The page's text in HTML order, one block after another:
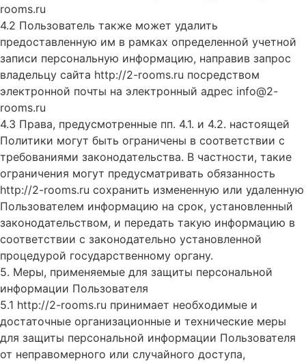
rooms.ru
4.2 Пользователь также может удалить
предоставленную им в рамках определенной учетной
записи персональную информацию, направив запрос
владельцу сайта http://2-rooms.ru посредством
электронной почты на электронный адрес info@2-
rooms.ru
4.3 Права, предусмотренные пп. 4.1. и 4.2. настоящей
Политики могут быть ограничены в соответствии с
требованиями законодательства. В частности, такие
ограничения могут предусматривать обязанность
http://2-rooms.ru сохранить измененную или удаленную
Пользователем информацию на срок, установленный
законодательством, и передать такую информацию в
соответствии с законодательно установленной
процедурой государственному органу.
5. Меры, применяемые для защиты персональной
информации Пользователя
5.1 http://2-rooms.ru принимает необходимые и
достаточные организационные и технические меры
для защиты персональной информации Пользователя
от неправомерного или случайного доступа,